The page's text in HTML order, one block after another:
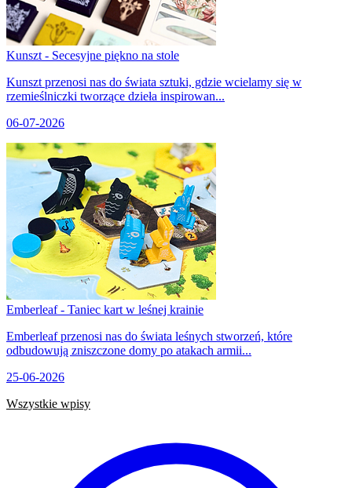
Kunszt - Secesyjne piękno na stole
Kunszt przenosi nas do świata sztuki, gdzie wcielamy się w
rzemieślniczki tworzące dzieła inspirowan...
06-07-2026
Emberleaf - Taniec kart w leśnej krainie
Emberleaf przenosi nas do świata leśnych stworzeń, które
odbudowują zniszczone domy po atakach armii...
25-06-2026
Wszystkie wpisy